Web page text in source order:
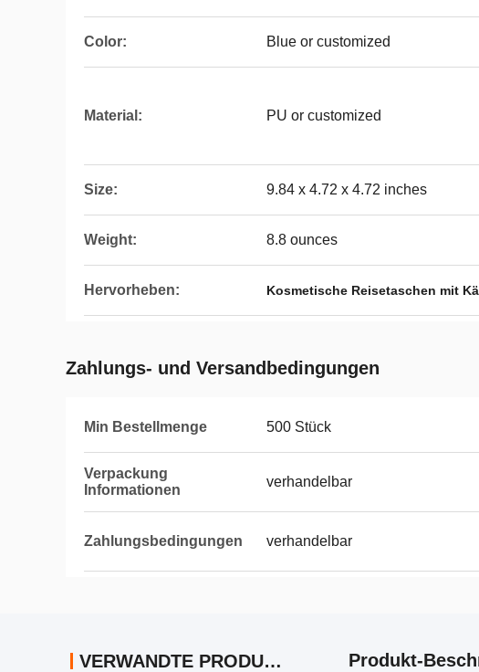
Color: Blue or customized
Material: PU or customized
Size: 9.84 x 4.72 x 4.72 inches
Weight: 8.8 ounces
Hervorheben: Kosmetische Reisetaschen mit
Zahlungs- und Versandbedingungen
Min Bestellmenge 500 Stück
Verpackung
Informationen
verhandelbar
Zahlungsbedingungen verhandelbar
VERWANDTE PRODUKTE Produkt-